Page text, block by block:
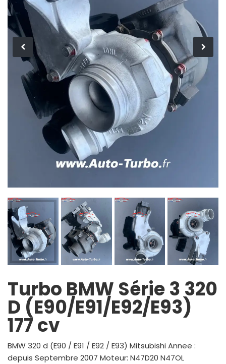
Turbo BMW Série 3 320
D (E90/E91/E92/E93)
177 cv
BMW 320 d (E90 / E91 / E92 / E93) Mitsubishi Annee :
depuis Septembre 2007 Moteur: N47D20 N47OL